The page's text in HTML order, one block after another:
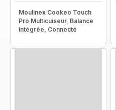
Moulinex Cookeo Touch
Pro Multicuiseur, Balance
intégrée, Connecté